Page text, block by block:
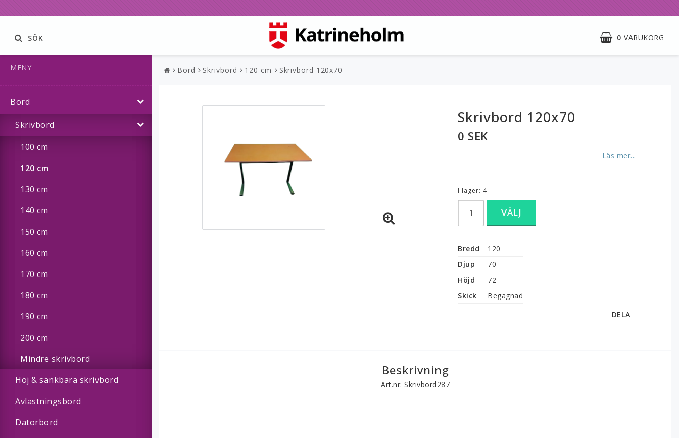
0 VARUKORG
SÖK
MENY
Bord
Skrivbord
100 cm
120 cm
130 cm
140 cm
150 cm
160 cm
170 cm
180 cm
190 cm
200 cm
Mindre skrivbord
Höj & sänkbara skrivbord
Avlastningsbord
Datorbord
Bord Skrivbord 120 cm Skrivbord 120x70
Skrivbord 120x70
0 SEK
Läs mer...
I lager: 4
VÄLJ
Bredd
120
Djup
70
Höjd
72
Skick
Begagnad
DELA
Beskrivning
Art.nr: Skrivbord287